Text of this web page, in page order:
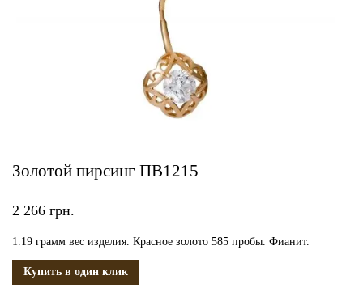
Золотой пирсинг ПВ1215
2 266 грн.
1.19 грамм вес изделия. Красное золото 585 пробы. Фианит.
Купить в один клик